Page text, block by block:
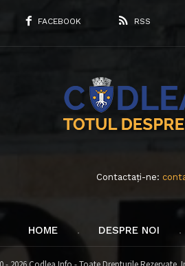
FACEBOOK RSS
Contactați-ne:
HOME DESPRE NOI